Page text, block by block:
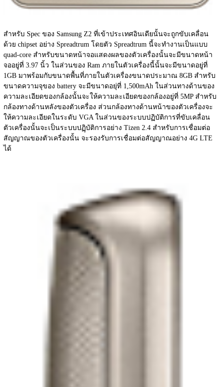
สำหรับ Spec ของ Samsung Z2 ที่เข้าประเทศอินเดียนั้นจะถูกขับเคลื่อน
ด้วย chipset อย่าง Spreadtrum โดยตัว Spreadtrum นี้จะทำงานเป็นแบบ
quad-core สำหรับขนาดหน้าจอแสดงผลของตัวเครื่องนั้นจะมีขนาดหน้า
จออยู่ที่ 3.97 นิ้ว ในส่วนของ Ram ภายในตัวเครื่องนี้นั้นจะมีขนาดอยู่ที่
1GB มาพร้อมกับขนาดพื้นที่ภายในตัวเครื่องขนาดประมาณ 8GB สำหรับ
ขนาดความจุของ battery จะมีขนาดอยุ่ที่ 1,500mAh ในส่วนทางด้านของ
ความละเอียดของกล้องนั้นจะให้ความละเอียดของกล้องอยู่ที่ 5MP สำหรับ
กล้องทางด้านหลังของตัวเครื่อง ส่วนกล้องทางด้านหน้าของตัวเครื่องจะ
ให้ความละเอียดในระดับ VGA ในส่วนของระบบปฏิบัติการที่ขับเคลื่อน
ตัวเครื่องนั้นจะเป็นระบบปฏฺิบัติการอย่าง Tizen 2.4 สำหรับการเชื่อมต่อ
สัญญาณของตัวเครื่องนั้น จะรองรับการเชื่อมต่อสัญญาณอย่าง 4G LTE
ได้